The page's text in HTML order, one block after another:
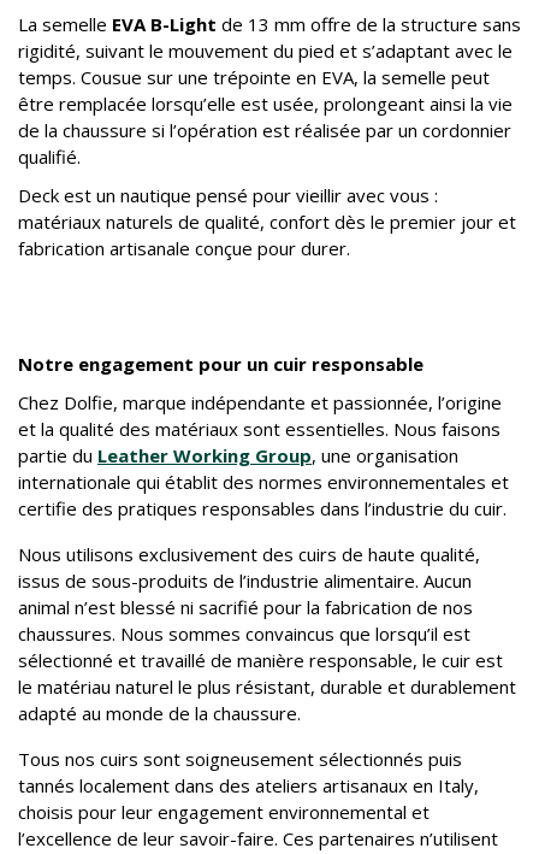
La semelle EVA B-Light de 13 mm offre de la structure sans
rigidité, suivant le mouvement du pied et s’adaptant avec le
temps. Cousue sur une trépointe en EVA, la semelle peut
être remplacée lorsqu’elle est usée, prolongeant ainsi la vie
de la chaussure si l’opération est réalisée par un cordonnier
qualifié.
Deck est un nautique pensé pour vieillir avec vous :
matériaux naturels de qualité, confort dès le premier jour et
fabrication artisanale conçue pour durer.
Notre engagement pour un cuir responsable
Chez Dolfie, marque indépendante et passionnée, l’origine
et la qualité des matériaux sont essentielles. Nous faisons
partie du Leather Working Group, une organisation
internationale qui établit des normes environnementales et
certifie des pratiques responsables dans l’industrie du cuir.
Nous utilisons exclusivement des cuirs de haute qualité,
issus de sous-produits de l’industrie alimentaire. Aucun
animal n’est blessé ni sacrifié pour la fabrication de nos
chaussures. Nous sommes convaincus que lorsqu’il est
sélectionné et travaillé de manière responsable, le cuir est
le matériau naturel le plus résistant, durable et durablement
adapté au monde de la chaussure.
Tous nos cuirs sont soigneusement sélectionnés puis
tannés localement dans des ateliers artisanaux en Italy,
choisis pour leur engagement environnemental et
l’excellence de leur savoir-faire. Ces partenaires n’utilisent